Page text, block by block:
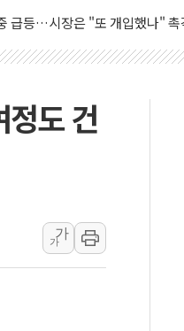
프리뷰...美 고용 쇼크에 반도
쇼크에 금리 인상 우려 후퇴…
국, 공동방위협정 체결
아틀라시안·클라우드플레어
국 다음 100년 밑거름…수도권 집
부동산 2차 회의' 주재… "전폭
도 건
가
가